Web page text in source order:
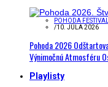
POHODA FESTIVAL
/10. JÚLA 2026
Pohoda 2026
Výnimočnú Atmosféru
Playlisty